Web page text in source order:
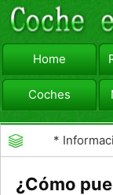
Home
Coches
viajar
*
¿Cómo